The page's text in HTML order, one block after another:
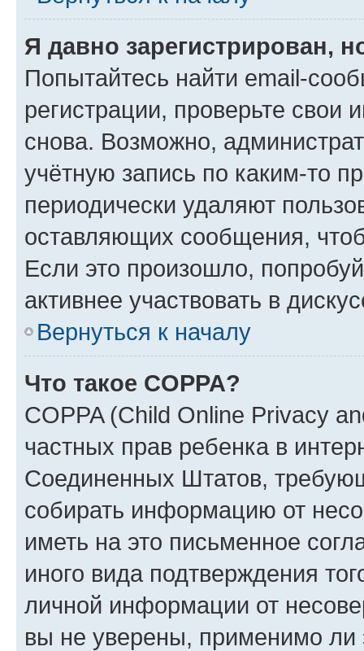
Я давно зарегистрирован,
Попытайтесь найти email-
регистрации, проверьте свои
снова. Возможно,
учётную запись по каким-то
периодически удаляют
оставляющих сообщения,
Если это произошло,
активнее участвовать в
Вернуться к началу
Что такое COPPA?
COPPA (Child Online Privacy
частных прав ребенка в
Соединенных Штатов,
собирать информацию от
иметь на это письменное
иного вида подтверждения
личной информации от
вы не уверены, применимо ли